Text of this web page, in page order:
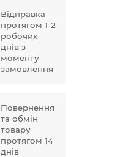
Відправка
протягом 1-2
робочих
днів з
моменту
замовлення
Повернення
та обмін
товару
протягом 14
днів